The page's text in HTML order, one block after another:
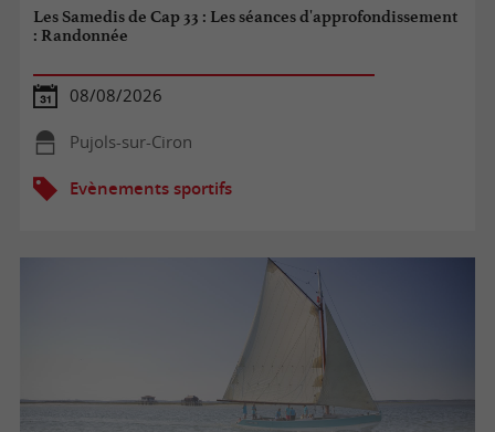
Les Samedis de Cap 33 : Les séances d'approfondissement
: Randonnée
08/08/2026
Pujols-sur-Ciron
Evènements sportifs